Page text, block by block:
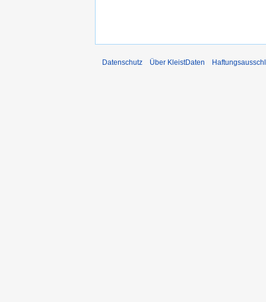
Datenschutz Über KleistDaten